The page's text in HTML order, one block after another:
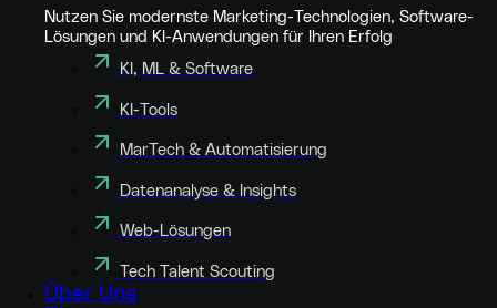
Nutzen Sie modernste Marketing-Technologien, Software-
Lösungen und KI-Anwendungen für Ihren Erfolg
KI, ML & Software
KI-Tools
MarTech & Automatisierung
Datenanalyse & Insights
Web-Lösungen
Tech Talent Scouting
Über Uns